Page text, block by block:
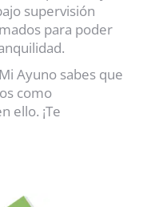
supervisión
para poder
Ayuno sabes que
como
ello. ¡Te